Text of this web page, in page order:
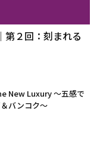
第２回：刻まれる
New Luxury ～五感で
バンコク～